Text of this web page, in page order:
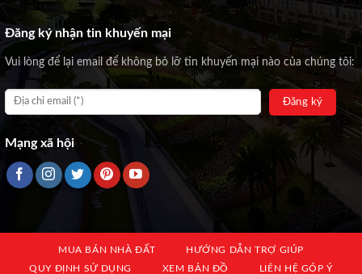
Đăng ký nhận tin khuyến mại
Vui lòng để lại email để không bỏ lỡ tin khuyến mại nào của chúng tôi:
Mạng xã hội
MUA BÁN NHÀ ĐẤT
HƯỚNG DẪN TRỢ GIÚP
QUY ĐỊNH SỬ DỤNG
XEM BẢN ĐỒ LIÊN HỆ GÓP Ý